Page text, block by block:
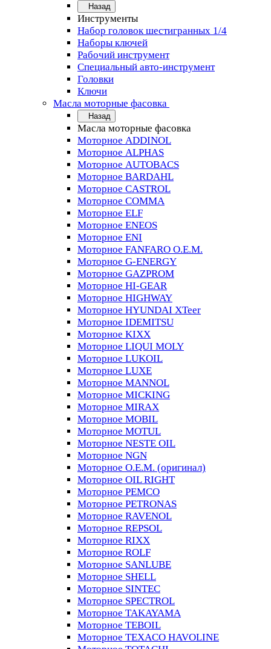
Назад
Инструменты
Набор головок шестигранных 1/4
Наборы ключей
Рабочий инструмент
Специальный авто-инструмент
Головки
Ключи
Масла моторные фасовка
Назад
Масла моторные фасовка
Моторное ADDINOL
Моторное ALPHAS
Моторное AUTOBACS
Моторное BARDAHL
Моторное CASTROL
Моторное COMMA
Моторное ELF
Моторное ENEOS
Моторное ENI
Моторное FANFARO O.E.M.
Моторное G-ENERGY
Моторное GAZPROM
Моторное HI-GEAR
Моторное HIGHWAY
Моторное HYUNDAI XTeer
Моторное IDEMITSU
Моторное KIXX
Моторное LIQUI MOLY
Моторное LUKOIL
Моторное LUXE
Моторное MANNOL
Моторное MICKING
Моторное MIRAX
Моторное MOBIL
Моторное MOTUL
Моторное NESTE OIL
Моторное NGN
Моторное O.E.M. (оригинал)
Моторное OIL RIGHT
Моторное PEMCO
Моторное PETRONAS
Моторное RAVENOL
Моторное REPSOL
Моторное RIXX
Моторное ROLF
Моторное SANLUBE
Моторное SHELL
Моторное SINTEC
Моторное SPECTROL
Моторное TAKAYAMA
Моторное TEBOIL
Моторное TEXACO HAVOLINE